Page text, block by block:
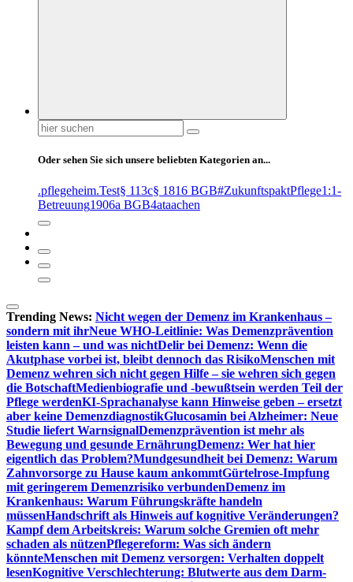
Suchen
nach:
Oder sehen Sie sich unsere beliebten Kategorien an...
.pflegeheim.Test§ 113c§ 1816 BGB#ZukunftspaktPflege1:1-
Betreuung1906a BGB4ataachen
Trending News: Nicht wegen der Demenz im Krankenhaus –
sondern mit ihrNeue WHO-Leitlinie: Was Demenzprävention
leisten kann – und was nichtDelir bei Demenz: Wenn die
Akutphase vorbei ist, bleibt dennoch das RisikoMenschen mit
Demenz wehren sich nicht gegen Hilfe – sie wehren sich gegen
die BotschaftMedienbiografie und -bewußtsein werden Teil der
Pflege werdenKI-Sprachanalyse kann Hinweise geben – ersetzt
aber keine DemenzdiagnostikGlucosamin bei Alzheimer: Neue
Studie liefert WarnsignalDemenzprävention ist mehr als
Bewegung und gesunde ErnährungDemenz: Wer hat hier
eigentlich das Problem?Mundgesundheit bei Demenz: Warum
Zahnvorsorge zu Hause kaum ankommtGürtelrose-Impfung
mit geringerem Demenzrisiko verbundenDemenz im
Krankenhaus: Warum Führungskräfte handeln
müssenHandschrift als Hinweis auf kognitive Veränderungen?
Kampf dem Arbeitskreis: Warum solche Gremien oft mehr
schaden als nützenPflegereform: Was sich ändern
könnteMenschen mit Demenz versorgen: Verhalten doppelt
lesenKognitive Verschlechterung: Blutwerte aus dem Darm-